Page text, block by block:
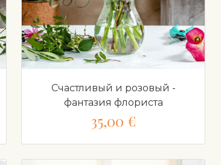
Счастливый и розовый -
фантазия флориста
35,00 €